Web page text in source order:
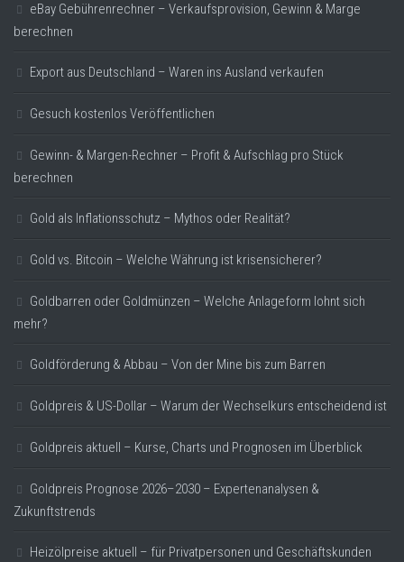
eBay Gebührenrechner – Verkaufsprovision, Gewinn & Marge
berechnen
Export aus Deutschland – Waren ins Ausland verkaufen
Gesuch kostenlos Veröffentlichen
Gewinn- & Margen-Rechner – Profit & Aufschlag pro Stück
berechnen
Gold als Inflationsschutz – Mythos oder Realität?
Gold vs. Bitcoin – Welche Währung ist krisensicherer?
Goldbarren oder Goldmünzen – Welche Anlageform lohnt sich
mehr?
Goldförderung & Abbau – Von der Mine bis zum Barren
Goldpreis & US-Dollar – Warum der Wechselkurs entscheidend ist
Goldpreis aktuell – Kurse, Charts und Prognosen im Überblick
Goldpreis Prognose 2026–2030 – Expertenanalysen &
Zukunftstrends
Heizölpreise aktuell – für Privatpersonen und Geschäftskunden